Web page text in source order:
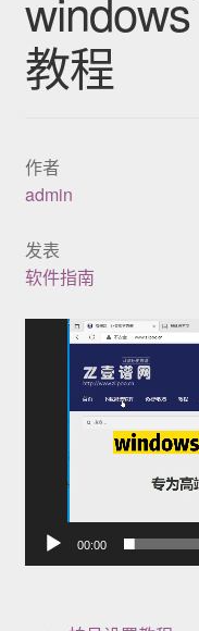
免费/收费
新手指南
教程
作者
admin
发表
软件指南
00:00
文章导航